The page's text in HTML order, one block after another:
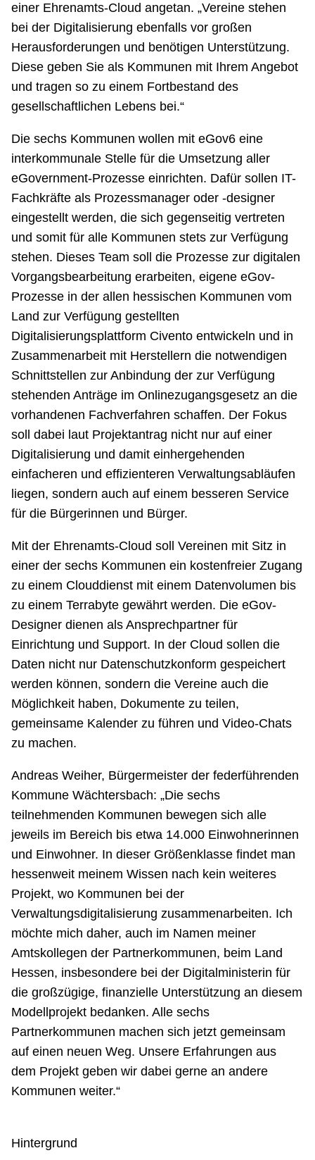
einer Ehrenamts-Cloud angetan. „Vereine stehen
bei der Digitalisierung ebenfalls vor großen
Herausforderungen und benötigen Unterstützung.
Diese geben Sie als Kommunen mit Ihrem Angebot
und tragen so zu einem Fortbestand des
gesellschaftlichen Lebens bei.“
Die sechs Kommunen wollen mit eGov6 eine
interkommunale Stelle für die Umsetzung aller
eGovernment-Prozesse einrichten. Dafür sollen IT-
Fachkräfte als Prozessmanager oder -designer
eingestellt werden, die sich gegenseitig vertreten
und somit für alle Kommunen stets zur Verfügung
stehen. Dieses Team soll die Prozesse zur digitalen
Vorgangsbearbeitung erarbeiten, eigene eGov-
Prozesse in der allen hessischen Kommunen vom
Land zur Verfügung gestellten
Digitalisierungsplattform Civento entwickeln und in
Zusammenarbeit mit Herstellern die notwendigen
Schnittstellen zur Anbindung der zur Verfügung
stehenden Anträge im Onlinezugangsgesetz an die
vorhandenen Fachverfahren schaffen. Der Fokus
soll dabei laut Projektantrag nicht nur auf einer
Digitalisierung und damit einhergehenden
einfacheren und effizienteren Verwaltungsabläufen
liegen, sondern auch auf einem besseren Service
für die Bürgerinnen und Bürger.
Mit der Ehrenamts-Cloud soll Vereinen mit Sitz in
einer der sechs Kommunen ein kostenfreier Zugang
zu einem Clouddienst mit einem Datenvolumen bis
zu einem Terrabyte gewährt werden. Die eGov-
Designer dienen als Ansprechpartner für
Einrichtung und Support. In der Cloud sollen die
Daten nicht nur Datenschutzkonform gespeichert
werden können, sondern die Vereine auch die
Möglichkeit haben, Dokumente zu teilen,
gemeinsame Kalender zu führen und Video-Chats
zu machen.
Andreas Weiher, Bürgermeister der federführenden
Kommune Wächtersbach: „Die sechs
teilnehmenden Kommunen bewegen sich alle
jeweils im Bereich bis etwa 14.000 Einwohnerinnen
und Einwohner. In dieser Größenklasse findet man
hessenweit meinem Wissen nach kein weiteres
Projekt, wo Kommunen bei der
Verwaltungsdigitalisierung zusammenarbeiten. Ich
möchte mich daher, auch im Namen meiner
Amtskollegen der Partnerkommunen, beim Land
Hessen, insbesondere bei der Digitalministerin für
die großzügige, finanzielle Unterstützung an diesem
Modellprojekt bedanken. Alle sechs
Partnerkommunen machen sich jetzt gemeinsam
auf einen neuen Weg. Unsere Erfahrungen aus
dem Projekt geben wir dabei gerne an andere
Kommunen weiter.“
Hintergrund